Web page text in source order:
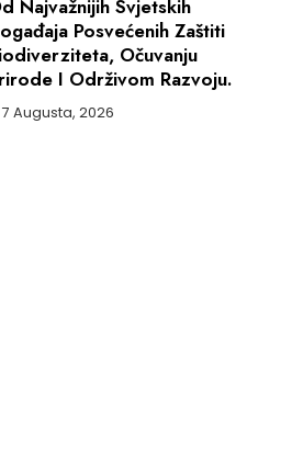
Najvažnijih Svjetskih
Posvećenih Zaštiti
Očuvanju
I Održivom Razvoju.
7 Augusta, 2026